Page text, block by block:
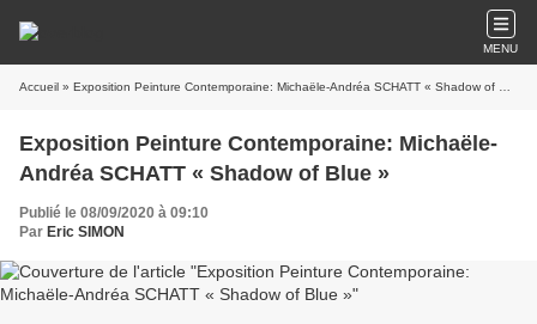
MENU
Accueil » Exposition Peinture Contemporaine: Michaële-Andréa SCHATT « Shadow of Blue »
Exposition Peinture Contemporaine: Michaële-
Andréa SCHATT « Shadow of Blue »
Publié le 08/09/2020 à 09:10
Par Eric SIMON